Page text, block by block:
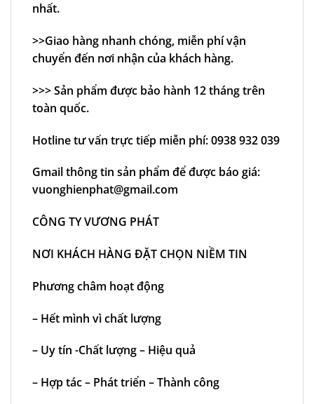
nhất.
>>Giao hàng nhanh chóng, miễn phí vận
chuyển đến nơi nhận của khách hàng.
>>> Sản phẩm được bảo hành 12 tháng trên
toàn quốc.
Hotline tư vấn trực tiếp miễn phí: 0938 932 039
Gmail thông tin sản phẩm để được báo giá:
vuonghienphat@gmail.com
CÔNG TY VƯƠNG PHÁT
NƠI KHÁCH HÀNG ĐẶT CHỌN NIỀM TIN
Phương châm hoạt động
– Hết mình vì chất lượng
– Uy tín -Chất lượng – Hiệu quả
– Hợp tác – Phát triển – Thành công